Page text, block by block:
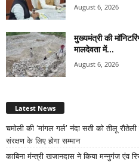
August 6, 2026
मुख्यमंत्री की
मालदेवता में...
August 6, 2026
Latest News
चमोली की ‘मांगल गर्ल’ नंदा सती को तीलू
संरक्षण के लिए होगा सम्मान
काबिना मंन्त्री खजानदास ने किया मन्नुगंज एंव